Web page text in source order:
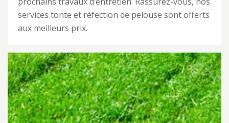
services tonte et réfection de pelouse sont offerts
aux meilleurs prix.